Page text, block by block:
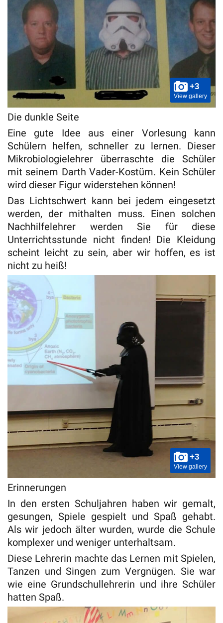
+3
View gallery
Die dunkle Seite
Eine gute Idee aus einer Vorlesung kann
Schülern helfen, schneller zu lernen. Dieser
Mikrobiologielehrer überraschte die Schüler
mit seinem Darth Vader-Kostüm. Kein Schüler
wird dieser Figur widerstehen können!
Das Lichtschwert kann bei jedem eingesetzt
werden, der mithalten muss. Einen solchen
Nachhilfelehrer werden Sie für diese
Unterrichtsstunde nicht finden! Die Kleidung
scheint leicht zu sein, aber wir hoffen, es ist
nicht zu heiß!
+3
View gallery
Erinnerungen
In den ersten Schuljahren haben wir gemalt,
gesungen, Spiele gespielt und Spaß gehabt.
Als wir jedoch älter wurden, wurde die Schule
komplexer und weniger unterhaltsam.
Diese Lehrerin machte das Lernen mit Spielen,
Tanzen und Singen zum Vergnügen. Sie war
wie eine Grundschullehrerin und ihre Schüler
hatten Spaß.